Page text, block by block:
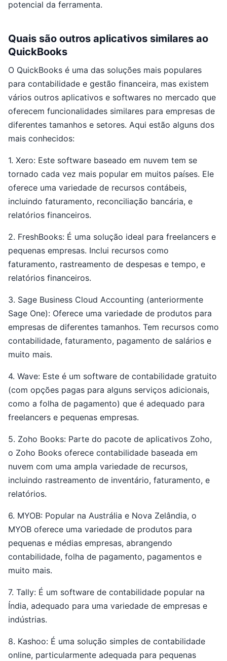
potencial da ferramenta.
Quais são outros aplicativos similares ao
QuickBooks
O QuickBooks é uma das soluções mais populares
para contabilidade e gestão financeira, mas existem
vários outros aplicativos e softwares no mercado que
oferecem funcionalidades similares para empresas de
diferentes tamanhos e setores. Aqui estão alguns dos
mais conhecidos:
1. Xero: Este software baseado em nuvem tem se
tornado cada vez mais popular em muitos países. Ele
oferece uma variedade de recursos contábeis,
incluindo faturamento, reconciliação bancária, e
relatórios financeiros.
2. FreshBooks: É uma solução ideal para freelancers e
pequenas empresas. Inclui recursos como
faturamento, rastreamento de despesas e tempo, e
relatórios financeiros.
3. Sage Business Cloud Accounting (anteriormente
Sage One): Oferece uma variedade de produtos para
empresas de diferentes tamanhos. Tem recursos como
contabilidade, faturamento, pagamento de salários e
muito mais.
4. Wave: Este é um software de contabilidade gratuito
(com opções pagas para alguns serviços adicionais,
como a folha de pagamento) que é adequado para
freelancers e pequenas empresas.
5. Zoho Books: Parte do pacote de aplicativos Zoho,
o Zoho Books oferece contabilidade baseada em
nuvem com uma ampla variedade de recursos,
incluindo rastreamento de inventário, faturamento, e
relatórios.
6. MYOB: Popular na Austrália e Nova Zelândia, o
MYOB oferece uma variedade de produtos para
pequenas e médias empresas, abrangendo
contabilidade, folha de pagamento, pagamentos e
muito mais.
7. Tally: É um software de contabilidade popular na
Índia, adequado para uma variedade de empresas e
indústrias.
8. Kashoo: É uma solução simples de contabilidade
online, particularmente adequada para pequenas